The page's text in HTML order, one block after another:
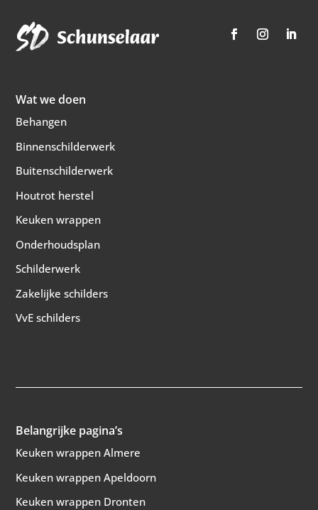
Wat we doen
Behangen
Binnenschilderwerk
Buitenschilderwerk
Houtrot herstel
Keuken wrappen
Onderhoudsplan
Schilderwerk
Zakelijke schilders
VvE schilders
Belangrijke pagina’s
Keuken wrappen Almere
Keuken wrappen Apeldoorn
Keuken wrappen Dronten